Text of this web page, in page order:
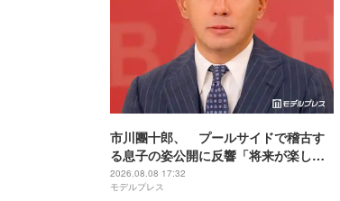
市川團十郎、 プールサイドで稽古す
る息子の姿公開に反響「将来が楽し
み」「すっかり役者の後ろ姿」の声
2026.08.08 17:32
モデルプレス